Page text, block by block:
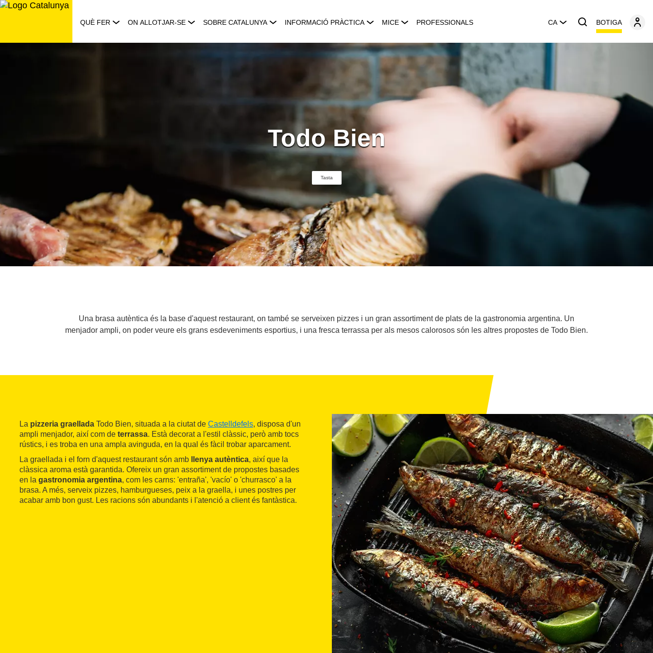
Saltar
QUÈ FER ON ALLOTJAR-SE SOBRE CATALUNYA INFORMACIÓ PRÀCTICA MICE PROFESSIONALS CA BOTIGA
Todo Bien
Tasta
Una brasa autèntica és la base d'aquest restaurant, on també se serveixen pizzes i un gran assortiment de plats de la gastronomia argentina. Un
menjador ampli, on poder veure els grans esdeveniments esportius, i una fresca terrassa per als mesos calorosos són les altres propostes de Todo Bien.
La pizzeria graellada Todo Bien, situada a la ciutat de Castelldefels, disposa d'un
ampli menjador, així com de terrassa. Està decorat a l'estil clàssic, però amb tocs
rústics, i es troba en una ampla avinguda, en la qual és fàcil trobar aparcament.
La graellada i el forn d'aquest restaurant són amb
llenya autèntica, així que la
clàssica aroma està garantida. Ofereix un gran assortiment de propostes basades
en la gastronomia argentina, com les carns: 'entraña', 'vacío' o 'churrasco' a la
brasa. A més, serveix pizzes, hamburgueses, peix a la graella, i unes postres per
acabar amb bon gust. Les racions són abundants i l'atenció a client és fantàstica.